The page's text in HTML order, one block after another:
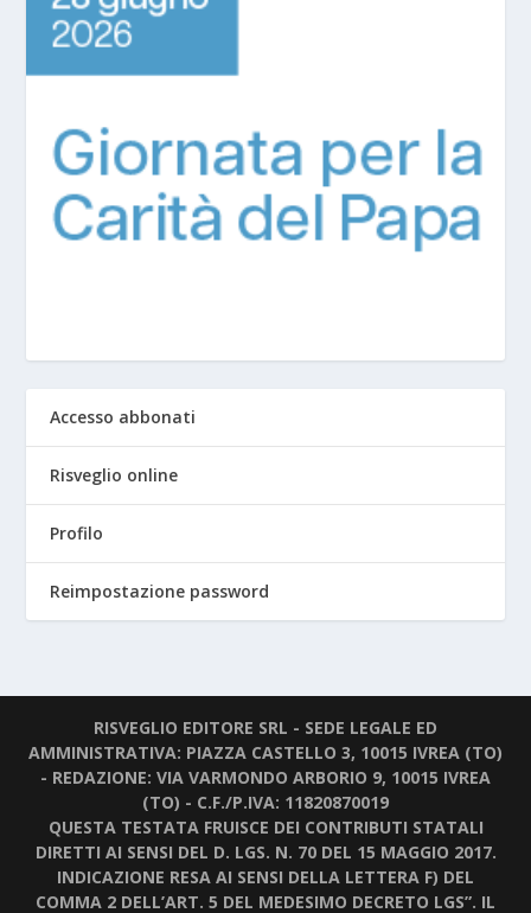
Accesso abbonati
Risveglio online
Profilo
Reimpostazione password
RISVEGLIO EDITORE SRL - SEDE LEGALE ED
AMMINISTRATIVA: PIAZZA CASTELLO 3, 10015 IVREA (TO)
- REDAZIONE: VIA VARMONDO ARBORIO 9, 10015 IVREA
(TO) - C.F./P.IVA: 11820870019
QUESTA TESTATA FRUISCE DEI CONTRIBUTI STATALI
DIRETTI AI SENSI DEL D. LGS. N. 70 DEL 15 MAGGIO 2017.
INDICAZIONE RESA AI SENSI DELLA LETTERA F) DEL
COMMA 2 DELL’ART. 5 DEL MEDESIMO DECRETO LGS”. IL